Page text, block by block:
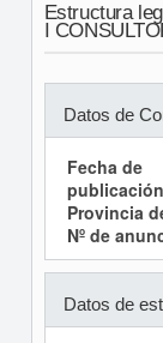
Estructura
I
Datos de
Fecha de
Provincia
Nº de
Datos de